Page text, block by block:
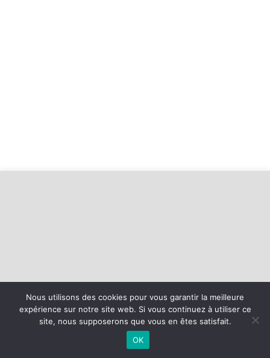
©2026 - CS Faverges Basket | Site internet réalisé par
MENTIONS LÉGALES
Nous utilisons des cookies pour vous garantir la meilleure
expérience sur notre site web. Si vous continuez à utiliser ce
site, nous supposerons que vous en êtes satisfait.
OK